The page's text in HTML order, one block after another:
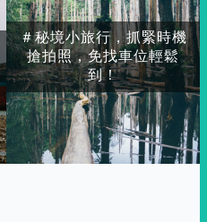
＃秘境小旅行，抓緊時機
搶拍照，免找車位輕鬆
到！